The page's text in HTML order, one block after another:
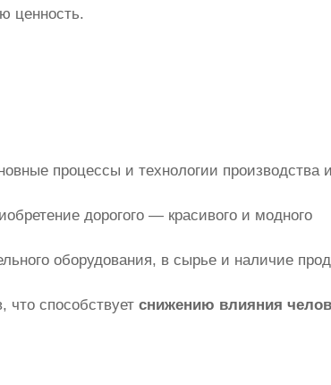
ценность.
процессы и технологии производства
дорогого — красивого и модного
оборудования, в сырье и наличие
что способствуетснижению влияния